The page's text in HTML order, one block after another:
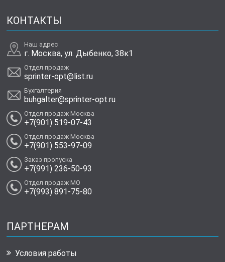
КОНТАКТЫ
Наш адрес
г. Москва, ул. Дыбенко, 38к1
Отдел продаж
sprinter-opt@list.ru
Бухгалтерия
buhgalter@sprinter-opt.ru
Отдел продаж Москва
+7(901) 519-07-43
Отдел продаж Москва
+7(901) 553-97-09
Заказ пропуска
+7(991) 236-50-93
Отдел продаж МО
+7(993) 891-75-80
ПАРТНЕРАМ
Условия работы